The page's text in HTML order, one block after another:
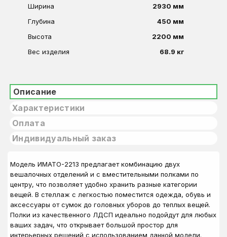
Ширина
2930 мм
Глубина
450 мм
Высота
2200 мм
Вес изделия
68.9 кг
Описание
Характеристики
Оплата
Индивидуальный заказ
Модель ИМАТО-2213 предлагает комбинацию двух
вешалочных отделений и с вместительными полками по
центру, что позволяет удобно хранить разные категории
вещей. В стеллаж с легкостью поместится одежда, обувь и
аксессуары от сумок до головных уборов до теплых вещей.
Полки из качественного ЛДСП идеально подойдут для любых
ваших задач, что открывает большой простор для
интерьерных решений с использованием данной модели.